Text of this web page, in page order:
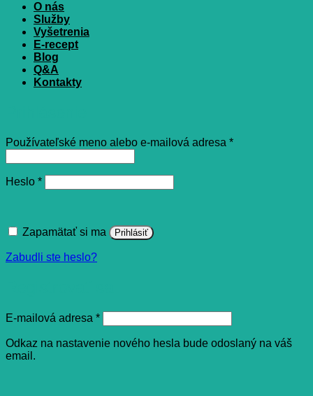
O nás
Služby
Vyšetrenia
E-recept
Blog
Q&A
Kontakty
Používateľské meno alebo e-mailová adresa *Povinné
Heslo *Povinné
Zapamätať si ma Prihlásiť
Zabudli ste heslo?
E-mailová adresa *Povinné
Odkaz na nastavenie nového hesla bude odoslaný na váš
email.